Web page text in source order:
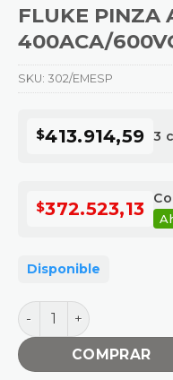
FLUKE PINZA
400ACA/
$413.914,59 3
$372.523,13
Disponible
FLUKE PINZA
COMPRAR
SKU: 302/EMESP